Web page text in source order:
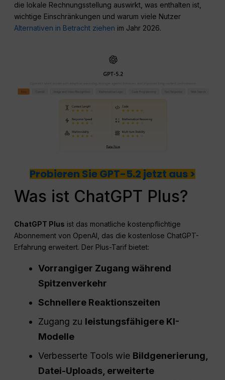
die lokale Rechnungsstellung auswirkt, was enthalten ist,
wichtige Einschränkungen und warum viele Nutzer
Alternativen in Betracht ziehen im Jahr 2026.
Probieren Sie GPT-5.2 jetzt aus >
Was ist ChatGPT Plus?
ChatGPT Plus ist das monatliche kostenpflichtige
Abonnement von OpenAI, das die kostenlose ChatGPT-
Erfahrung erweitert. Der Plus-Tarif bietet:
Vorrangiger Zugang während
Spitzenverkehr
Schnellere Reaktionszeiten
Zugang zu leistungsfähigere KI-
Modelle
Verbesserte Tools wie Bildgenerierung,
Datei-Uploads, erweiterte